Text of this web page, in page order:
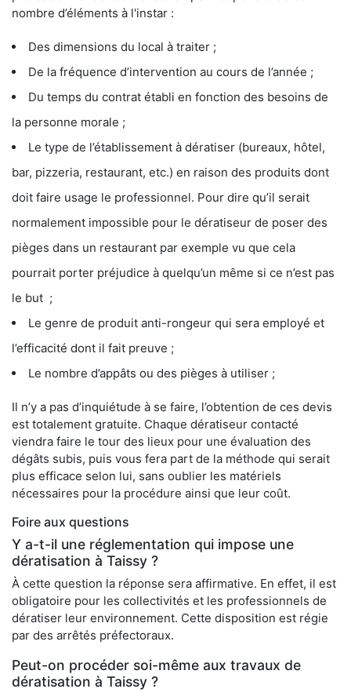
nombre d’éléments à l'instar :
Des dimensions du local à traiter ;
De la fréquence d’intervention au cours de l’année ;
Du temps du contrat établi en fonction des besoins de
la personne morale ;
Le type de l’établissement à dératiser (bureaux, hôtel,
bar, pizzeria, restaurant, etc.) en raison des produits dont
doit faire usage le professionnel. Pour dire qu’il serait
normalement impossible pour le dératiseur de poser des
pièges dans un restaurant par exemple vu que cela
pourrait porter préjudice à quelqu’un même si ce n’est pas
le but ;
Le genre de produit anti-rongeur qui sera employé et
l’efficacité dont il fait preuve ;
Le nombre d’appâts ou des pièges à utiliser ;
Il n’y a pas d’inquiétude à se faire, l’obtention de ces devis
est totalement gratuite. Chaque dératiseur contacté
viendra faire le tour des lieux pour une évaluation des
dégâts subis, puis vous fera part de la méthode qui serait
plus efficace selon lui, sans oublier les matériels
nécessaires pour la procédure ainsi que leur coût.
Foire aux questions
Y a-t-il une réglementation qui impose une
dératisation à Taissy ?
À cette question la réponse sera affirmative. En effet, il est
obligatoire pour les collectivités et les professionnels de
dératiser leur environnement. Cette disposition est régie
par des arrêtés préfectoraux.
Peut-on procéder soi-même aux travaux de
dératisation à Taissy ?